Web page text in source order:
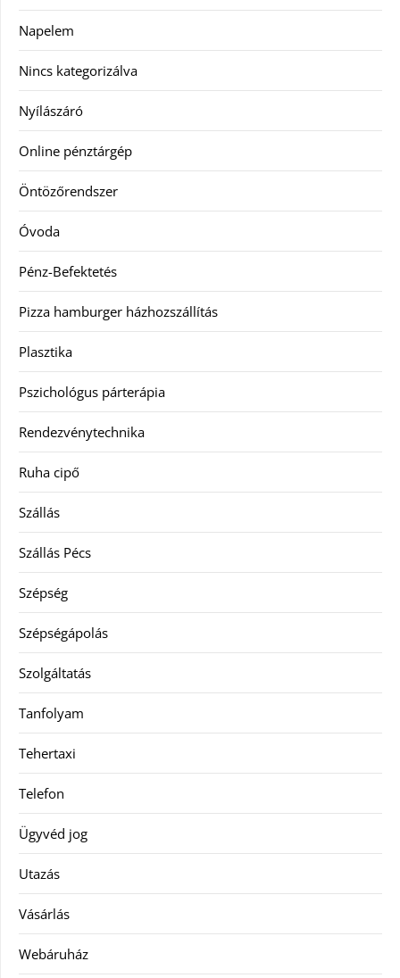
Napelem
Nincs kategorizálva
Nyílászáró
Online pénztárgép
Öntözőrendszer
Óvoda
Pénz-Befektetés
Pizza hamburger házhozszállítás
Plasztika
Pszichológus párterápia
Rendezvénytechnika
Ruha cipő
Szállás
Szállás Pécs
Szépség
Szépségápolás
Szolgáltatás
Tanfolyam
Tehertaxi
Telefon
Ügyvéd jog
Utazás
Vásárlás
Webáruház